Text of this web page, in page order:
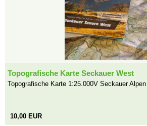
Topografische Karte Seckauer West
Topografische Karte 1:25.000V Seckauer
10,00 EUR